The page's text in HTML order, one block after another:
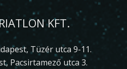
KFT.
Tüzér utca 9-11.
Pacsirtamező utca 3.